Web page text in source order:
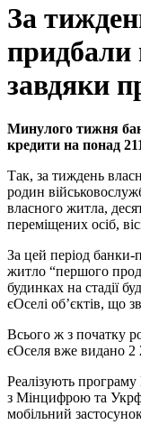
За
придбали
завдяки
Минулого тижня
кредити на понад
Так, за тиждень
родин
власного житла,
переміщених осіб,
За цей період банки-
житло “першого
будинках на стадії
єОселі об’єктів, що
Всього ж з початку
єОселя вже видано 2
Реалізують програму
з Мінцифрою та
мобільний